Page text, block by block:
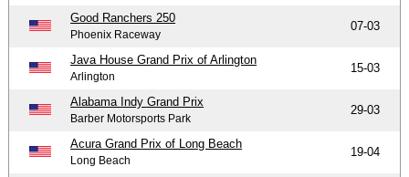
Good Ranchers 250
Phoenix Raceway
07-03
Java House Grand Prix of Arlington
Arlington
15-03
Alabama Indy Grand Prix
Barber Motorsports Park
29-03
Acura Grand Prix of Long Beach
Long Beach
19-04